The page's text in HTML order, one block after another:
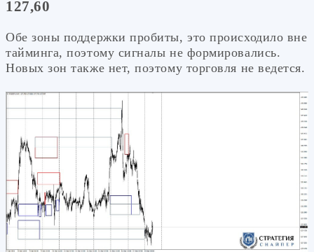
127,60
Обе зоны поддержки пробиты, это происходило вне
тайминга, поэтому сигналы не формировались.
Новых зон также нет, поэтому торговля не ведется.